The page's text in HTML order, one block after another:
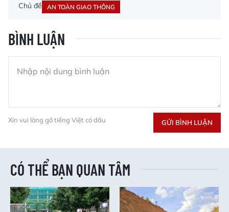
Chủ đề AN TOÀN GIAO THÔNG
BÌNH LUẬN
Xin vui lòng gõ tiếng Việt có dấu GỬI BÌNH LUẬN
CÓ THỂ BẠN QUAN TÂM